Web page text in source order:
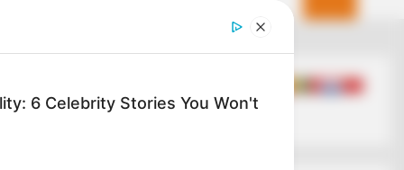
6 Celebrity Stories You Won't